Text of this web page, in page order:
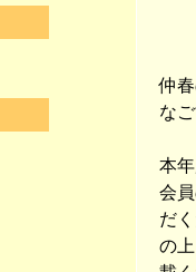
仲
な
本
会
だ
の